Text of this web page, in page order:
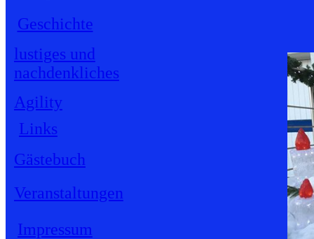
Geschichte
lustiges und
nachdenkliches
Agility
Links
Gästebuch
Veranstaltungen
Impressum